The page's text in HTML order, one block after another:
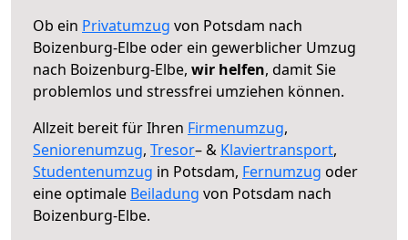
Ob ein Privatumzug von Potsdam nach
Boizenburg-Elbe oder ein gewerblicher Umzug
nach Boizenburg-Elbe, wir helfen, damit Sie
problemlos und stressfrei umziehen können.
Allzeit bereit für Ihren Firmenumzug,
Seniorenumzug, Tresor– & Klaviertransport,
Studentenumzug in Potsdam, Fernumzug oder
eine optimale Beiladung von Potsdam nach
Boizenburg-Elbe.